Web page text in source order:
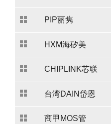
PIP丽隽
HXM海矽美
CHIPLINK芯联
台湾DAIN岱恩
商甲MOS管